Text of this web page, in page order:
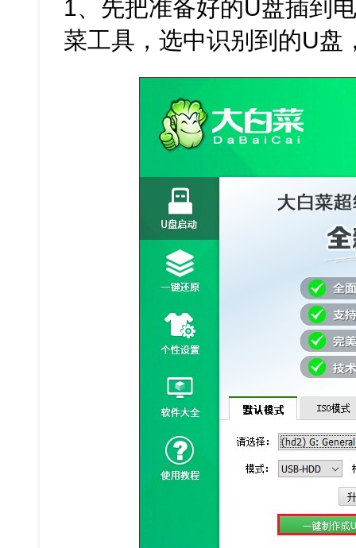
1、先把准备好的U盘插到
菜工具，选中识别到的U盘